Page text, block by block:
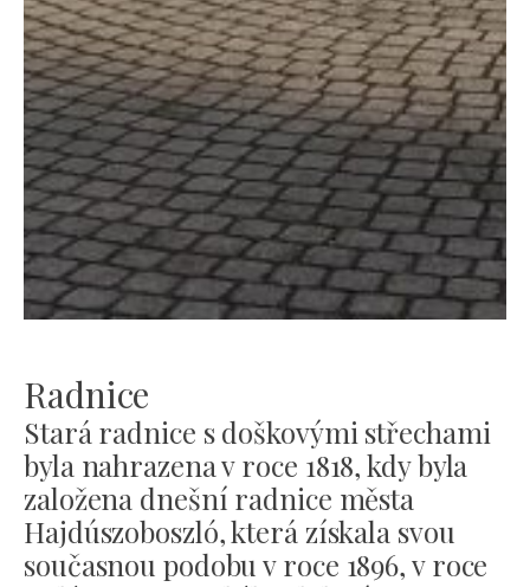
Radnice
Stará radnice s doškovými střechami
byla nahrazena v roce 1818, kdy byla
založena dnešní radnice města
Hajdúszoboszló, která získala svou
současnou podobu v roce 1896, v roce